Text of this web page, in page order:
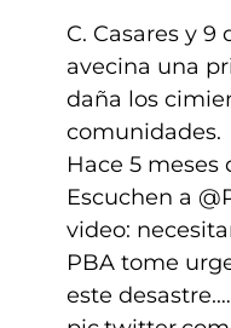
C. Casares y 9
avecina una
daña los
comunidades.
Hace 5
Escuchen a
video:
PBA tome
este desastre.…